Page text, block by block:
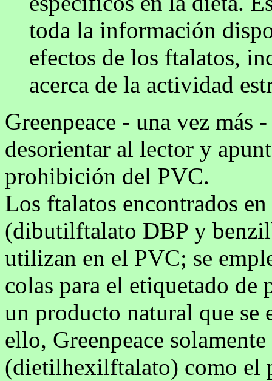
toda la información
efectos de los ftalatos,
acerca de la actividad
Greenpeace - una vez más
desorientar al lector y
prohibición del PVC.
Los ftalatos encontrados
(dibutilftalato DBP y
utilizan en el PVC; se
colas para el etiquetado de
un producto natural que se
ello, Greenpeace
(dietilhexilftalato) como el